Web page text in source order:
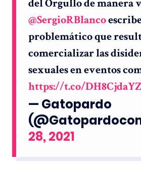
del Orgullo de manera
@SergioRBlanco
problemático que
comercializar las
sexuales en eventos
https://t.co/
— Gatopardo
28, 2021